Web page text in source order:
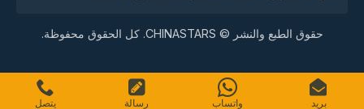
حقوق الطبع والنشر © CHINASTARS. كل الحقوق محفوظة.
بريد واتساب رسالة يتصل